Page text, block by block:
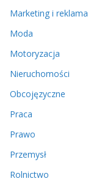
Marketing i reklama
Moda
Motoryzacja
Nieruchomości
Obcojęzyczne
Praca
Prawo
Przemysł
Rolnictwo